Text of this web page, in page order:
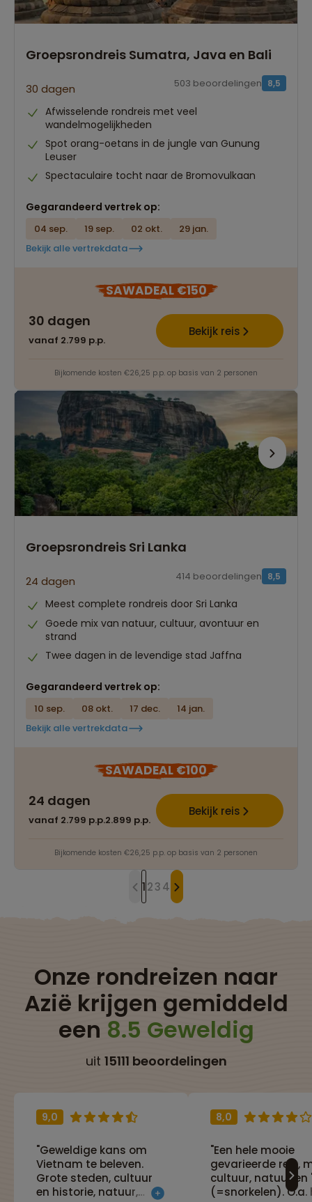
Groepsrondreis Sumatra, Java en Bali
30 dagen 8,5
503 beoordelingen
Afwisselende rondreis met veel
wandelmogelijkheden
Spot orang-oetans in de jungle van Gunung
Leuser
Spectaculaire tocht naar de Bromovulkaan
Gegarandeerd vertrek op:
04 sep. 19 sep. 02 okt.
29 jan.
Bekijk alle vertrekdata
SAWADEAL €150
30 dagen
vanaf 2.799 p.p.
Bekijk reis
Bijkomende kosten €26,25 p.p. op basis van 2 personen
Groepsrondreis Sri Lanka
24 dagen 8,5
414 beoordelingen
Meest complete rondreis door Sri Lanka
Goede mix van natuur, cultuur, avontuur en
strand
Twee dagen in de levendige stad Jaffna
Gegarandeerd vertrek op:
10 sep. 08 okt. 17 dec.
14 jan.
Bekijk alle vertrekdata
SAWADEAL €100
24 dagen
vanaf 2.799 p.p.2.899 p.p.
Bekijk reis
Bijkomende kosten €26,25 p.p. op basis van 2 personen
1234
Onze rondreizen naar
Azië krijgen gemiddeld
een 8.5 Geweldig
uit 15111 beoordelingen
9,0
"Geweldige kans om
Vietnam te beleven.
Grote steden, cultuur
en historie, natuur,
8,0
"Een hele mooie
gevarieerde reis,
cultuur, natuur en
(=snorkelen). O.a.